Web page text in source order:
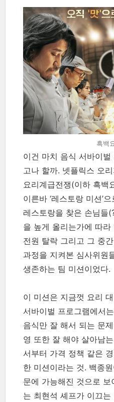
흑백
이건 마치 음식 서바이
고나 할까. 넷플릭스 오
요리계급전쟁(이하 흑백
이른바 ‘레스토랑 미션’
레스토랑을 찾은 손님들
을 높게 올리는가에 따
전원 탈락 그리고 그 중
과정을 지켜본 심사위원
생존하는 팀 미션이었다.
이 미션은 지금껏 요리
서바이벌 프로그램에서
음식만 잘 해서 되는 문
영 또한 잘 해야 살아남
서부터 가격 정책 같은
한 미션이라는 것. 백종
문에 가능해진 것으로
는 최현석 셰프가 이끄